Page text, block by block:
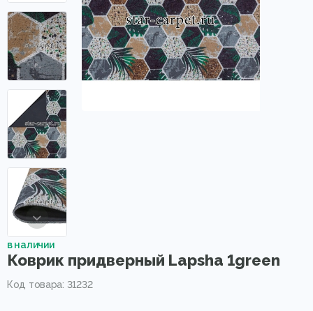
в наличии
Коврик придверный Lapsha 1green
Код товара: 31232